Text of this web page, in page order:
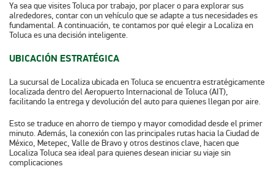
Ya sea que visites Toluca por trabajo, por placer o para explorar sus
alrededores, contar con un vehículo que se adapte a tus necesidades es
fundamental. A continuación, te contamos por qué elegir a Localiza en
Toluca es una decisión inteligente.
UBICACIÓN ESTRATÉGICA
La sucursal de Localiza ubicada en Toluca se encuentra estratégicamente
localizada dentro del Aeropuerto Internacional de Toluca (AIT),
facilitando la entrega y devolución del auto para quienes llegan por aire.
Esto se traduce en ahorro de tiempo y mayor comodidad desde el primer
minuto. Además, la conexión con las principales rutas hacia la Ciudad de
México, Metepec, Valle de Bravo y otros destinos clave, hacen que
Localiza Toluca sea ideal para quienes desean iniciar su viaje sin
complicaciones